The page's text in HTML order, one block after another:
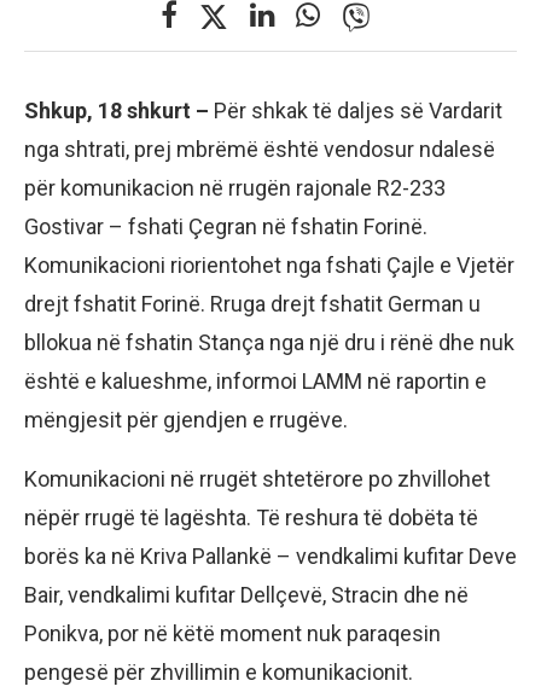
Shkup, 18 shkurt – Për shkak të daljes së Vardarit
nga shtrati, prej mbrëmë është vendosur ndalesë
për komunikacion në rrugën rajonale R2-233
Gostivar – fshati Çegran në fshatin Forinë.
Komunikacioni riorientohet nga fshati Çajle e Vjetër
drejt fshatit Forinë. Rruga drejt fshatit German u
bllokua në fshatin Stança nga një dru i rënë dhe nuk
është e kalueshme, informoi LAMM në raportin e
mëngjesit për gjendjen e rrugëve.
Komunikacioni në rrugët shtetërore po zhvillohet
nëpër rrugë të lagështa. Të reshura të dobëta të
borës ka në Kriva Pallankë – vendkalimi kufitar Deve
Bair, vendkalimi kufitar Dellçevë, Stracin dhe në
Ponikva, por në këtë moment nuk paraqesin
pengesë për zhvillimin e komunikacionit.